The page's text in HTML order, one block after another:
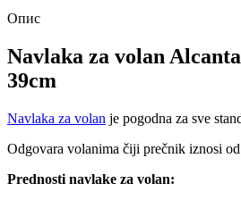
Опис
Navlaka za volan
39cm
Navlaka za volan je pogodna za sve
Odgovara volanima čiji prečnik iznosi
Prednosti navlake za volan: